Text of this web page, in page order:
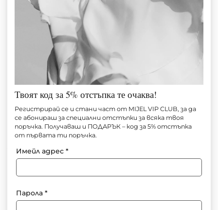
САКО URBAN GRACE
Артикул № М1621
135.00€ (264.04 лв.)
За информация: +359 897 91 55 71
Твоят код за 5% отстъпка те очаква!
Регистрирай се и стани част от MIJEL VIP CLUB, за да
се абонираш за специални отстъпки за всяка твоя
поръчка. Получаваш и ПОДАРЪК – код за 5% отстъпка
от първата ти поръчка.
Имейл адрес*
Парола*